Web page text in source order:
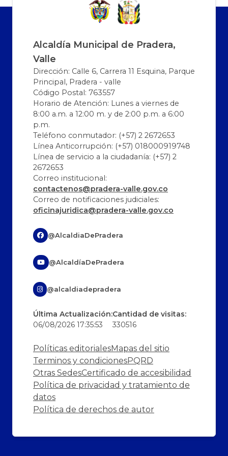
Alcaldía Municipal de Pradera,
Valle
Dirección: Calle 6, Carrera 11 Esquina, Parque
Principal, Pradera - valle
Código Postal: 763557
Horario de Atención: Lunes a viernes de
8:00 a.m. a 12:00 m. y de 2:00 p.m. a 6:00
p.m.
Teléfono conmutador: (+57) 2 2672653
Línea Anticorrupción: (+57) 018000919748
Línea de servicio a la ciudadanía: (+57) 2
2672653
Correo institucional:
contactenos@pradera-valle.gov.co
Correo de notificaciones judiciales:
oficinajuridica@pradera-valle.gov.co
@AlcaldiaDePradera
@AlcaldíaDePradera
@alcaldiadepradera
Última Actualización:
06/08/2026 17:35:53
Cantidad de visitas:
330516
Políticas editorialesMapas del sitio
Terminos y condicionesPQRD
Otras SedesCertificado de accesibilidad
Política de privacidad y tratamiento de
datos
Política de derechos de autor